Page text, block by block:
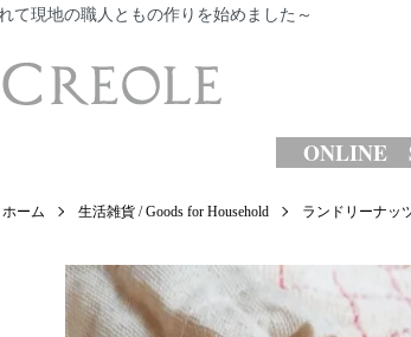
て現地の職人ともの作りを始めました～
ONLINE
ホーム 生活雑貨 / Goods for Household ランドリーナッ